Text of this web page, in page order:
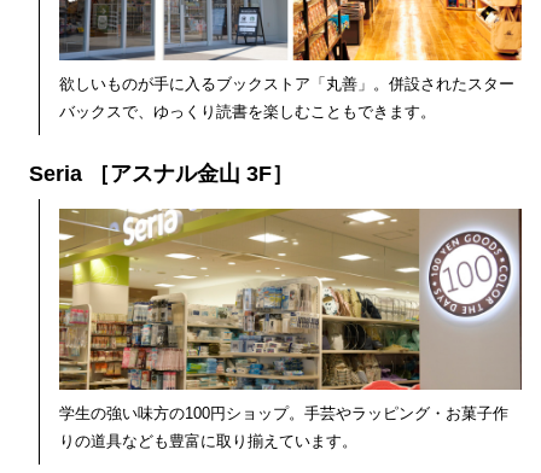
欲しいものが手に入るブックストア「丸善」。併設されたスター
バックスで、ゆっくり読書を楽しむこともできます。
Seria ［アスナル金山 3F］
学生の強い味方の100円ショップ。手芸やラッピング・お菓子作
りの道具なども豊富に取り揃えています。